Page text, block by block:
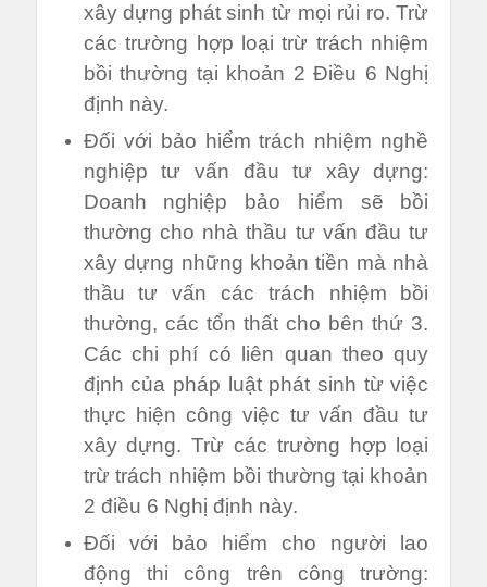
xây dựng phát sinh từ mọi rủi ro. Trừ
các trường hợp loại trừ trách nhiệm
bồi thường tại khoản 2 Điều 6 Nghị
định này.
Đối với bảo hiểm trách nhiệm nghề
nghiệp tư vấn đầu tư xây dựng:
Doanh nghiệp bảo hiểm sẽ bồi
thường cho nhà thầu tư vấn đầu tư
xây dựng những khoản tiền mà nhà
thầu tư vấn các trách nhiệm bồi
thường, các tổn thất cho bên thứ 3.
Các chi phí có liên quan theo quy
định của pháp luật phát sinh từ việc
thực hiện công việc tư vấn đầu tư
xây dựng. Trừ các trường hợp loại
trừ trách nhiệm bồi thường tại khoản
2 điều 6 Nghị định này.
Đối với bảo hiểm cho người lao
động thi công trên công trường: